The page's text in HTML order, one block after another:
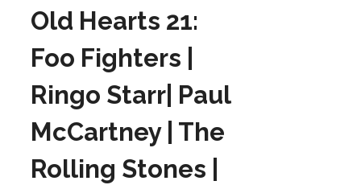
Old Hearts 21:
Foo Fighters |
Ringo Starr| Paul
McCartney | The
Rolling Stones |